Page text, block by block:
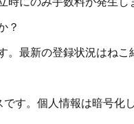
？
最新の登録状況はねこ
す。個人情報は暗号化